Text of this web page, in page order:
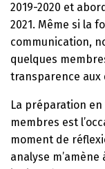
2019-2020 et
2021. Même si la
communication,
quelques
transparence aux
La préparation
membres est
moment de
analyse